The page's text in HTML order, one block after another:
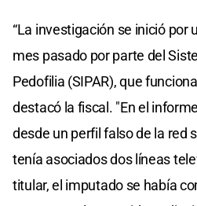
“La investigación se inició por
mes pasado por parte del
Pedofilia (SIPAR), que
destacó la fiscal. "En el
desde un perfil falso de la red
tenía asociados dos líneas
titular, el imputado se había